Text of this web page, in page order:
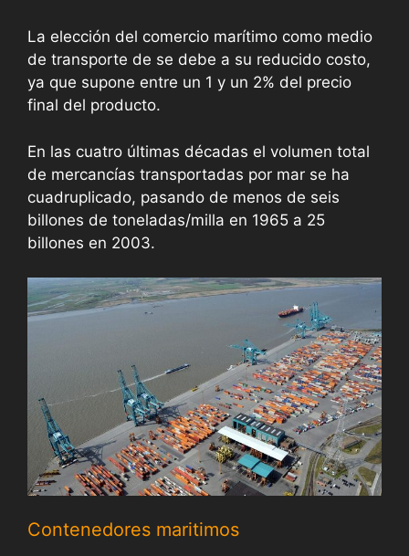
La elección del comercio marítimo como medio
de transporte de se debe a su reducido costo,
ya que supone entre un 1 y un 2% del precio
final del producto.
En las cuatro últimas décadas el volumen total
de mercancías transportadas por mar se ha
cuadruplicado, pasando de menos de seis
billones de toneladas/milla en 1965 a 25
billones en 2003.
Contenedores maritimos